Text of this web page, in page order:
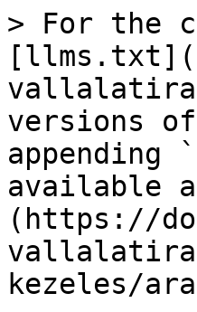
> For the
versions
appending
available
(https://
kezeles/